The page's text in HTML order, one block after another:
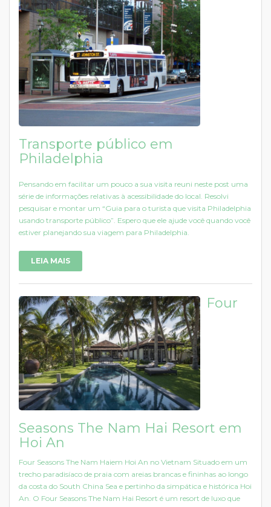
Transporte público em
Philadelphia
Pensando em facilitar um pouco a sua visita reuni neste post uma
série de informações relativas à acessibilidade do local. Resolvi
pesquisar e montar um “Guia para o turista que visita Philadelphia
usando transporte público”. Espero que ele ajude você quando você
estiver planejando sua viagem para Philadelphia.
LEIA MAIS
Four
Seasons The Nam Hai Resort em
Hoi An
Four Seasons The Nam Haiem Hoi An no Vietnam Situado em um
trecho paradisíaco de praia com areias brancas e fininhas ao longo
da costa do South China Sea e pertinho da simpática e histórica Hoi
An. O Four Seasons The Nam Hai Resort é um resort de luxo que